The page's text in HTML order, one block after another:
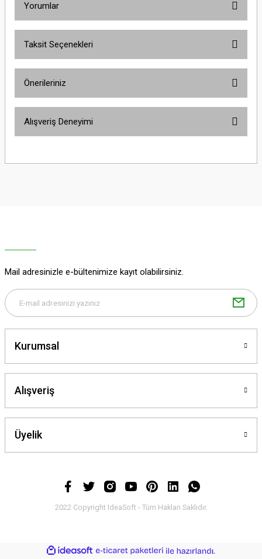
Yorumlar
Taksit Seçenekleri
Önerileriniz
yetersiz gördüğünüz noktaları öneri formunu kullanarak tarafımıza
Gönder
Alışveriş Deneyimi
Mail adresinizle e-bültenimize kayıt olabilirsiniz.
Kurumsal
Alışveriş
Üyelik
2022 Copyright IdeaSoft - Tüm Hakları Saklıdır.
ideasoft
e-